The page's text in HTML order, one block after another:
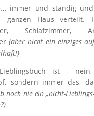
immer und ständig und
ganzen Haus verteilt.
Schlafzimmer,
(aber nicht ein einziges
ist –
sondern immer das,
noch nie ein „nicht-Lieblings-